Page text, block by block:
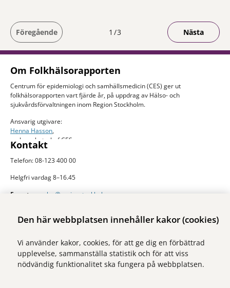
Den här webbplatsen innehåller kakor (cookies)
Vi använder kakor, cookies, för att ge dig en förbättrad
upplevelse, sammanställa statistik och för att viss
nödvändig funktionalitet ska fungera på webbplatsen.
Föregående Du är på sida
1 3 Nästa
Om Folkhälsorapporten
Centrum för epidemiologi och samhällsmedicin (CES) ger ut
folkhälsorapporten vart fjärde år, på uppdrag av Hälso- och
sjukvårdsförvaltningen inom Region Stockholm.
Ansvarig utgivare:
Henna Hasson,
verksamhetschef CES
Kontakt
Telefon: 08-123 400 00
Helgfri vardag 8–16.45
E-post:
ces.slso@regionstockholm.se
Mer folkhälsodata
Stockholms län. Sidan drivs av Centrum för epidemiologi och
samhällsmedicin inom Region Stockholm.
Besök webbplatsen